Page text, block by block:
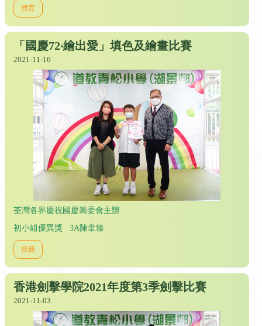
體育
「國慶72‧繪出愛」填色及繪畫比賽
2021-11-16
荃灣各界慶祝國慶籌委會主辦
初小組優異獎 3A陳韋臻
視藝
香港劍擊學院2021年度第3季劍擊比賽
2021-11-03